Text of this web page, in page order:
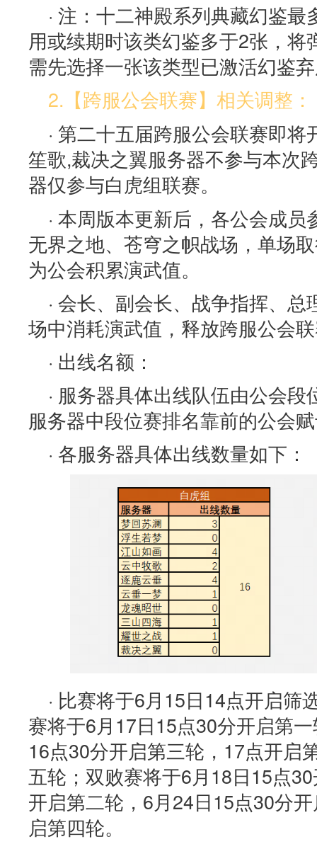
· 注：十二神殿系列典藏幻鉴
用或续期时该类幻鉴多于2张，
需先选择一张该类型已激活幻鉴
2.【跨服公会联赛】相关调整：
· 第二十五届跨服公会联赛即
笙歌,裁决之翼服务器不参与本次
器仅参与白虎组联赛。
· 本周版本更新后，各公会成
无界之地、苍穹之帜战场，单场
为公会积累演武值。
· 会长、副会长、战争指挥、
场中消耗演武值，释放跨服公会
· 出线名额：
· 服务器具体出线队伍由公会
服务器中段位赛排名靠前的公会
· 各服务器具体出线数量如下：
· 比赛将于6月15日14点开启筛
赛将于6月17日15点30分开启第
16点30分开启第三轮，17点开启
五轮；双败赛将于6月18日15点
开启第二轮，6月24日15点30分
启第四轮。